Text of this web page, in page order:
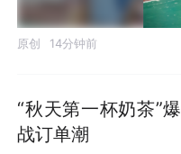
原创 14分钟前
“秋天第一杯奶茶”
战订单潮